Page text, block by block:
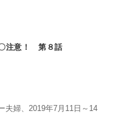
注意！ 第８話
夫婦、2019年7月11日～14